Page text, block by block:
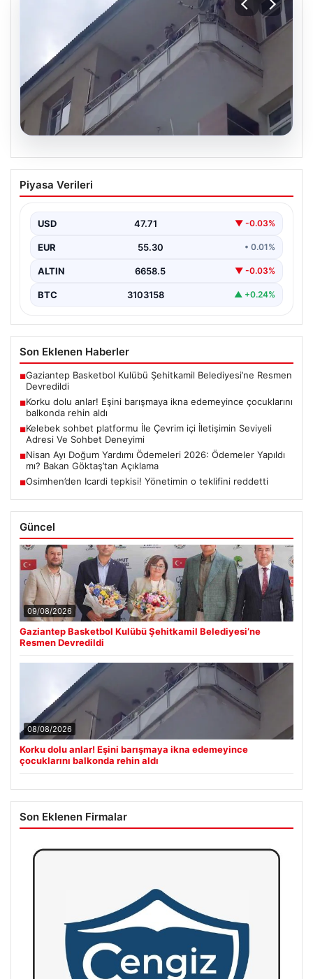
Korku dolu anlar! Eşini barışmaya ikna
edemeyince çocuklarını balkonda rehin
Piyasa Verileri
USD 47.71 ▼ -0.03%
EUR 55.30 • 0.01%
ALTIN 6658.5 ▼ -0.03%
BTC 3103158 ▲ +0.24%
Son Eklenen Haberler
■Gaziantep Basketbol Kulübü Şehitkamil Belediyesi’ne Resmen
Devredildi
■Korku dolu anlar! Eşini barışmaya ikna edemeyince çocuklarını
balkonda rehin aldı
■Kelebek sohbet platformu İle Çevrim içi İletişimin Seviyeli
Adresi Ve Sohbet Deneyimi
■Nisan Ayı Doğum Yardımı Ödemeleri 2026: Ödemeler Yapıldı
mı? Bakan Göktaş’tan Açıklama
■Osimhen’den Icardi tepkisi! Yönetimin o teklifini reddetti
Güncel
09/08/2026
Gaziantep Basketbol Kulübü Şehitkamil Belediyesi’ne
Resmen Devredildi
08/08/2026
Korku dolu anlar! Eşini barışmaya ikna edemeyince
çocuklarını balkonda rehin aldı
Son Eklenen Firmalar